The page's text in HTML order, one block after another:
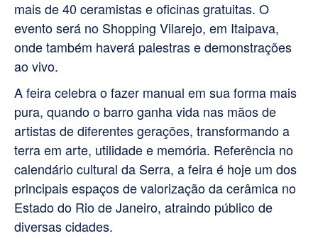
mais de 40 ceramistas e oficinas gratuitas. O
evento será no Shopping Vilarejo, em Itaipava,
onde também haverá palestras e demonstrações
ao vivo.
A feira celebra o fazer manual em sua forma mais
pura, quando o barro ganha vida nas mãos de
artistas de diferentes gerações, transformando a
terra em arte, utilidade e memória. Referência no
calendário cultural da Serra, a feira é hoje um dos
principais espaços de valorização da cerâmica no
Estado do Rio de Janeiro, atraindo público de
diversas cidades.